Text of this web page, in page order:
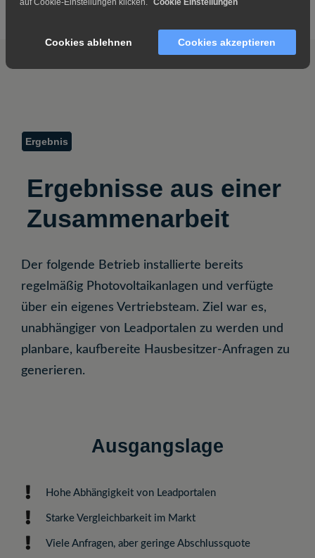
Ergebnis
Ergebnisse aus einer
Zusammenarbeit
Der folgende Betrieb installierte bereits
regelmäßig Photovoltaikanlagen und verfügte
über ein eigenes Vertriebsteam. Ziel war es,
unabhängiger von Leadportalen zu werden und
planbare, kaufbereite Hausbesitzer-Anfragen zu
generieren.
Ausgangslage
Hohe Abhängigkeit von Leadportalen
Starke Vergleichbarkeit im Markt
Viele Anfragen, aber geringe Abschlussquote
auf Cookie-Einstellungen klicken. Cookie Einstellungen
Cookies ablehnen Cookies akzeptieren